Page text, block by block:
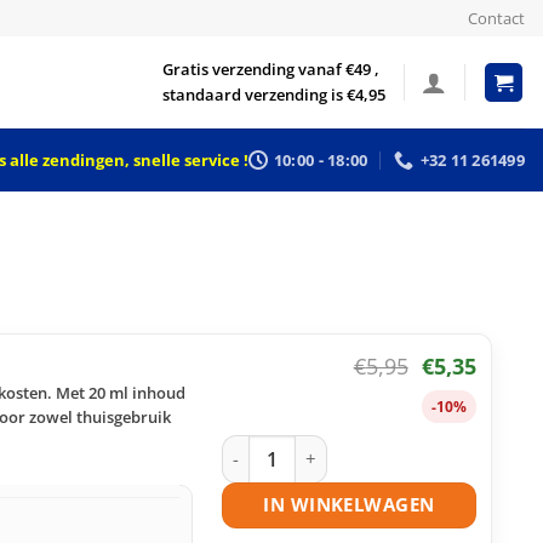
Contact
Gratis verzending vanaf €49 ,
standaard verzending is €4,95
zendingen, snelle service ! 10:00 - 18:00 +32 11 261499
Met 20 ml inhoud
zowel thuisgebruik
€5,95 €5,35
-10%
Brother LC221 BK inktcartridge zwart
IN WINKELWAGEN